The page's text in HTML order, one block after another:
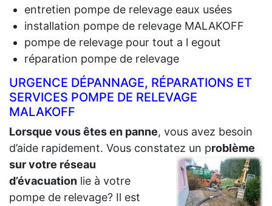
entretien pompe de relevage eaux usées
installation pompe de relevage MALAKOFF
pompe de relevage pour tout a l egout
réparation pompe de relevage
URGENCE DÉPANNAGE, RÉPARATIONS ET
SERVICES POMPE DE RELEVAGE
MALAKOFF
Lorsque vous êtes en panne, vous avez besoin
d’aide rapidement. Vous constatez un problème
sur votre réseau
d’évacuation lie à votre
pompe de relevage? Il est